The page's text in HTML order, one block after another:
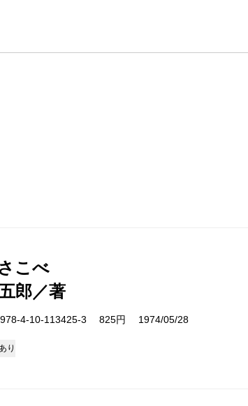
こべ
郎／著
4-10-113425-3 825円 1974/05/28
り